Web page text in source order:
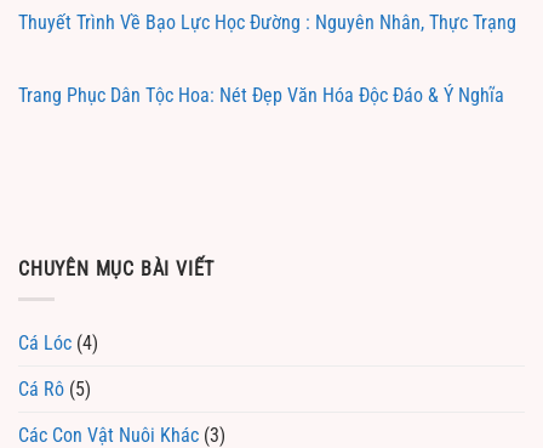
Thuyết Trình Về Bạo Lực Học Đường : Nguyên Nhân, Thực Trạng
Trang Phục Dân Tộc Hoa: Nét Đẹp Văn Hóa Độc Đáo & Ý Nghĩa
CHUYÊN MỤC BÀI VIẾT
Cá Lóc (4)
Cá Rô (5)
Các Con Vật Nuôi Khác (3)